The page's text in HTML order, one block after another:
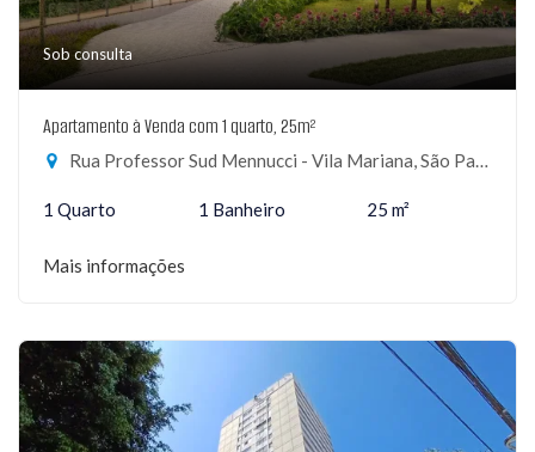
Sob consulta
Apartamento à Venda com 1 quarto, 25m²
Rua Professor Sud Mennucci - Vila Mariana, São Paulo-SP
1 Quarto 1 Banheiro 25 m²
Mais informações